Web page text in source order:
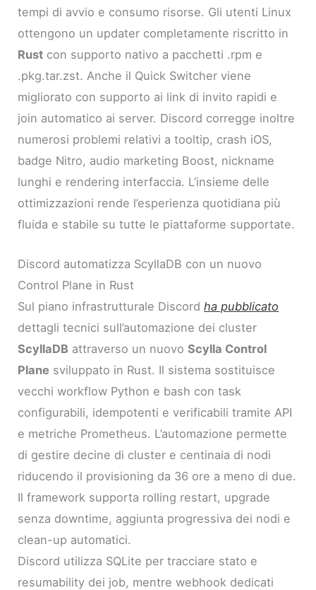
tempi di avvio e consumo risorse. Gli utenti Linux
ottengono un updater completamente riscritto in
Rust con supporto nativo a pacchetti .rpm e
.pkg.tar.zst. Anche il Quick Switcher viene
migliorato con supporto ai link di invito rapidi e
join automatico ai server. Discord corregge inoltre
numerosi problemi relativi a tooltip, crash iOS,
badge Nitro, audio marketing Boost, nickname
lunghi e rendering interfaccia. L’insieme delle
ottimizzazioni rende l’esperienza quotidiana più
fluida e stabile su tutte le piattaforme supportate.
Discord automatizza ScyllaDB con un nuovo
Control Plane in Rust
Sul piano infrastrutturale Discordha pubblicato
dettagli tecnici sull’automazione dei cluster
ScyllaDB attraverso un nuovoScylla Control
Plane sviluppato in Rust. Il sistema sostituisce
vecchi workflow Python e bash con task
configurabili, idempotenti e verificabili tramite API
e metriche Prometheus. L’automazione permette
di gestire decine di cluster e centinaia di nodi
riducendo il provisioning da 36 ore a meno di due.
Il framework supporta rolling restart, upgrade
senza downtime, aggiunta progressiva dei nodi e
clean-up automatici.
Discord utilizza SQLite per tracciare stato e
resumability dei job, mentre webhook dedicati